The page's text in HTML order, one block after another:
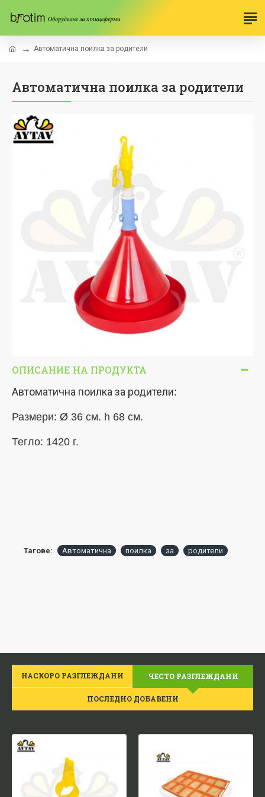
Автоматична поилка за родители
Автоматична поилка за родители
ОПИСАНИЕ НА ПРОДУКТА
Автоматична поилка за родители:
Размери: Ø 36 cм. h 68 cм.
Тегло: 1420 г.
Тагове: Автоматична поилка за родители
НАСКОРО РАЗГЛЕЖДАНИ ЧЕСТО РАЗГЛЕЖДАНИ
ПОСЛЕДНО ДОБАВЕНИ